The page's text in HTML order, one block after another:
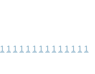
1 1 1 1 1 1 1 1 1 1 1 1 1 1